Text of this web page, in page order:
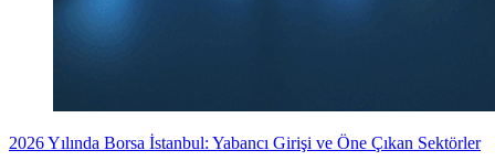
2026 Yılında Borsa İstanbul: Yabancı Girişi ve Öne Çıkan Sektörler